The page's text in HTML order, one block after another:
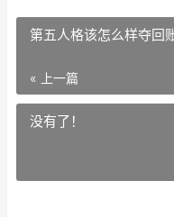
第五人格该怎么样夺回
« 上一篇
没有了！